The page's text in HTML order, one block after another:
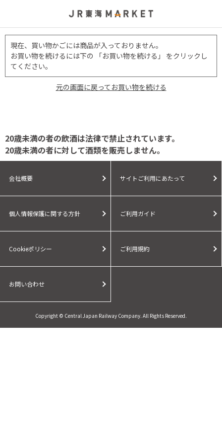
現在、買い物かごには商品が入っておりません。
お買い物を続けるには下の 「お買い物を続ける」 をクリックし
てください。
元の画面に戻ってお買い物を続ける
20歳未満の者の飲酒は法律で禁止されています。
20歳未満の者に対して酒類を販売しません。
会社概要 サイトご利用にあたって
個人情報保護に関する方針 ご利用ガイド
Cookieポリシー ご利用規約
お問い合わせ
Copyright © Central Japan Railway Company. All Rights Reserved.